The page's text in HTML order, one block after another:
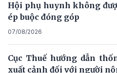
Hội phụ huynh không
ép buộc đóng góp
07/08/2026
Cục Thuế hướng dẫn
xuất cảnh đối với người